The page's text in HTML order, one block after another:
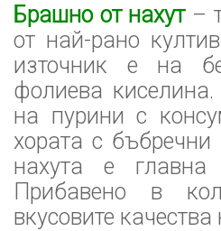
Брашно от нахут –
от най-рано
източник е на
фолиева
на пурини с
хората с
нахута е
Прибавено в
вкусовите